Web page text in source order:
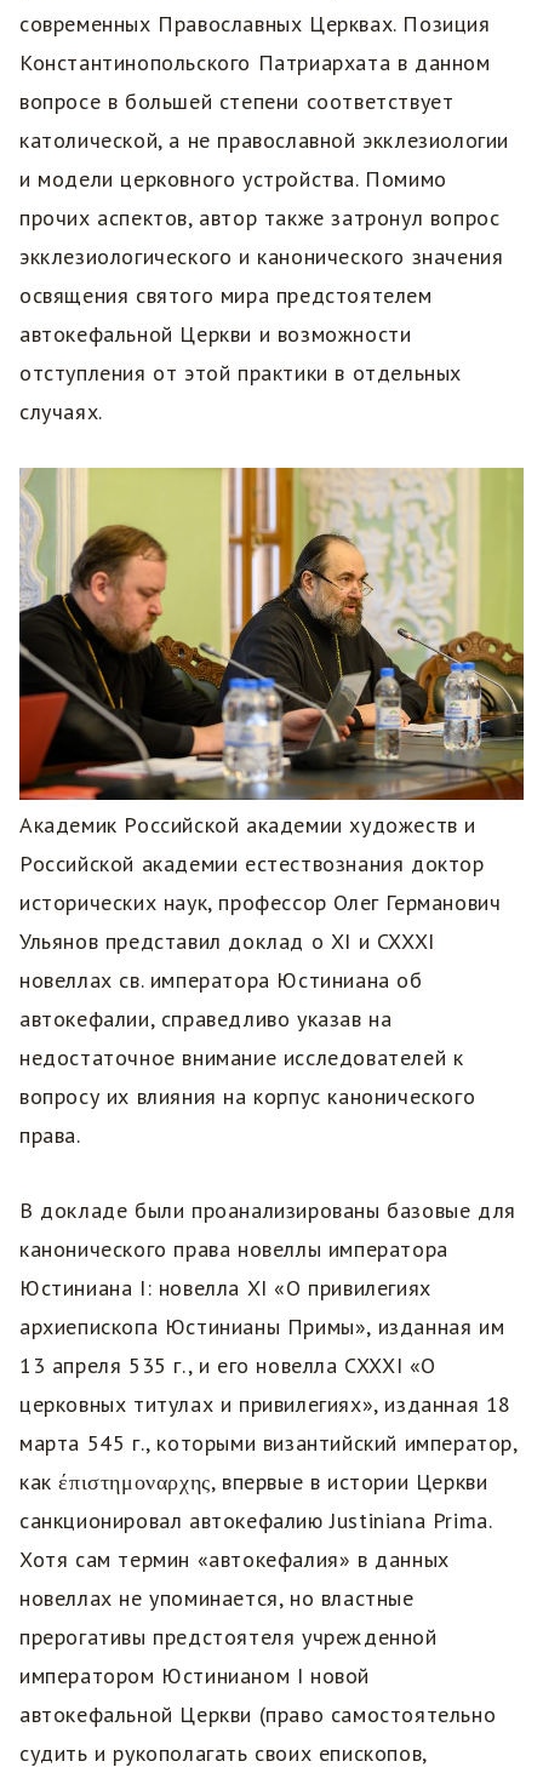
современных Православных Церквах. Позиция
Константинопольского Патриархата в данном
вопросе в большей степени соответствует
католической, а не православной экклезиологии
и модели церковного устройства. Помимо
прочих аспектов, автор также затронул вопрос
экклезиологического и канонического значения
освящения святого мира предстоятелем
автокефальной Церкви и возможности
отступления от этой практики в отдельных
случаях.
Академик Российской академии художеств и
Российской академии естествознания доктор
исторических наук, профессор Олег Германович
Ульянов представил доклад о XI и CXXXI
новеллах св. императора Юстиниана об
автокефалии, справедливо указав на
недостаточное внимание исследователей к
вопросу их влияния на корпус канонического
права.
В докладе были проанализированы базовые для
канонического права новеллы императора
Юстиниана I: новелла XI «О привилегиях
архиепископа Юстинианы Примы», изданная им
13 апреля 535 г., и его новелла CXXXI «О
церковных титулах и привилегиях», изданная 18
марта 545 г., которыми византийский император,
как έπιστημοναρχης, впервые в истории Церкви
санкционировал автокефалию Justiniana Prima.
Хотя сам термин «автокефалия» в данных
новеллах не упоминается, но властные
прерогативы предстоятеля учрежденной
императором Юстинианом I новой
автокефальной Церкви (право самостоятельно
судить и рукополагать своих епископов,